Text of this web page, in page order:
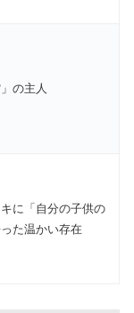
の主人
に「自分の子供の
た温かい存在